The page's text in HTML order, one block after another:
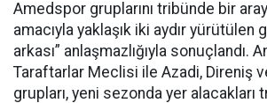
Amedspor gruplarını tribünde bir
amacıyla yaklaşık iki aydır yürütülen
arkası” anlaşmazlığıyla sonuçlandı.
Taraftarlar Meclisi ile Azadi, Direniş
grupları, yeni sezonda yer alacakları